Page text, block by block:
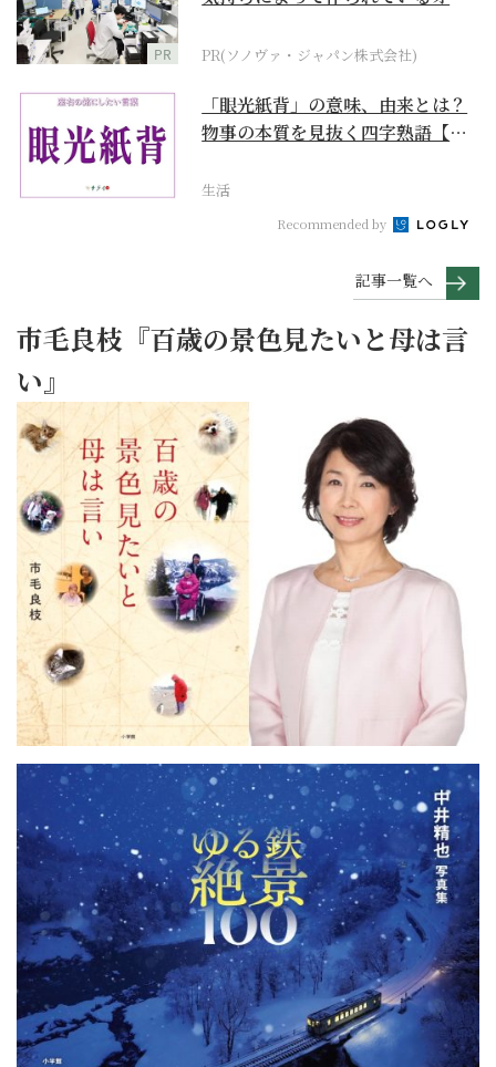
PR PR(ソノヴァ・ジャパン株式会社)
「眼光紙背」の意味、由来とは？
物事の本質を見抜く四字熟語【座
生活
Recommended by
記事一覧へ
市毛良枝『百歳の景色見たいと母は言
い』